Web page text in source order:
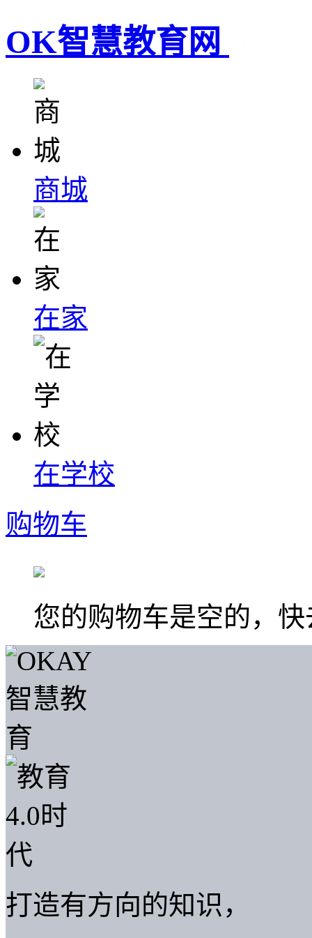
OK智慧教育网
商城
在家
在学校
购物车
您的购物车是空的，
打造有方向的知识，